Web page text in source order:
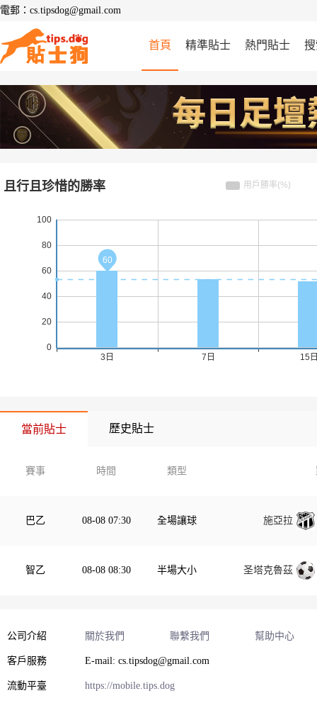
電郵：cs.tipsdog@gmail.com
首頁 精準貼士 熱門貼士
當前貼士 歷史貼士
賽事 時間 類型
巴乙 08-08 07:30 全場讓球 施亞拉
智乙 08-08 08:30 半場大小 圣塔克魯茲
公司介紹 關於我們 聯繫我們 幫助中心
客戶服務 E-mail: cs.tipsdog@gmail.com
流動平臺 https://mobile.tips.dog